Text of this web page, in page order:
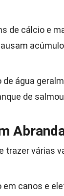
de cálcio e
água
de
trazer várias
em canos e